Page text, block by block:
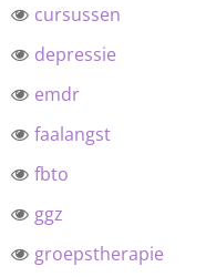
cursussen
depressie
emdr
faalangst
fbto
ggz
groepstherapie